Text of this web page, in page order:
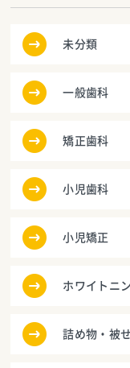
未分類
一般歯科
矯正歯科
小児歯科
小児矯正
ホワイトニ
詰め物・被